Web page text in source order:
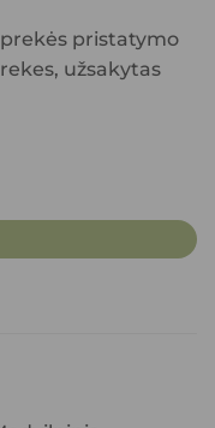
pristatymo
užsakytas